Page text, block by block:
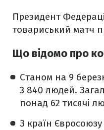
Президент
товариський матч
Що відомо про
Станом на 9
3 840 людей.
понад 62 тисячі
З країн